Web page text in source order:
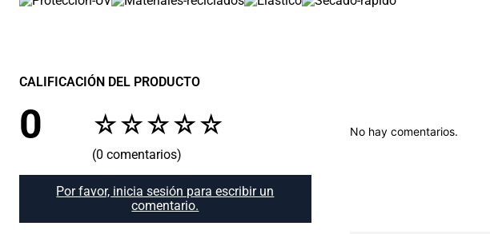
CALIFICACIÓN DEL PRODUCTO
☆☆☆☆☆
0
(0 comentarios)
Por favor, inicia sesión para escribir un
comentario.
No hay comentarios.